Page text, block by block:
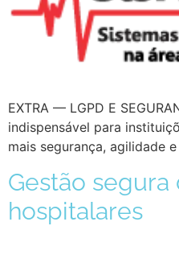
EXTRA — LGPD E
indispensável para
mais segurança, agilidade
Gestão
hospitalares